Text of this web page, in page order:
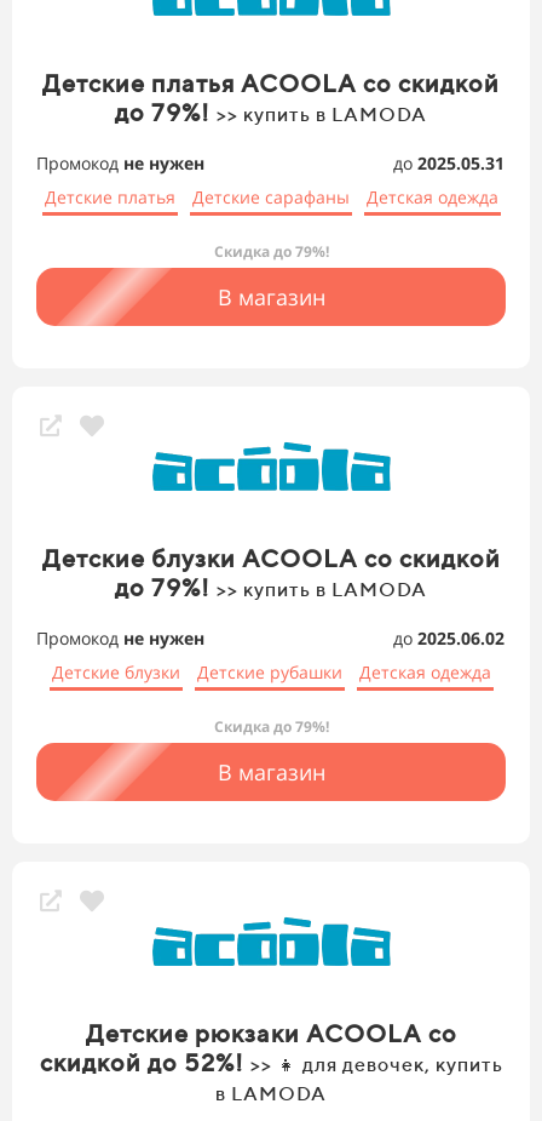
Детские платья ACOOLA со скидкой
до 79%! >> купить в LAMODA
Промокод не нужен до 2025.05.31
Детские платья
Детские сарафаны Детская одежда
Скидка до 79%!
В магазин
Детские блузки ACOOLA со скидкой
до 79%! >> купить в LAMODA
Промокод не нужен до 2025.06.02
Детские блузки
Детские рубашки Детская одежда
Скидка до 79%!
В магазин
Детские рюкзаки ACOOLA со
скидкой до 52%! >> 👧 для девочек, купить
в LAMODA